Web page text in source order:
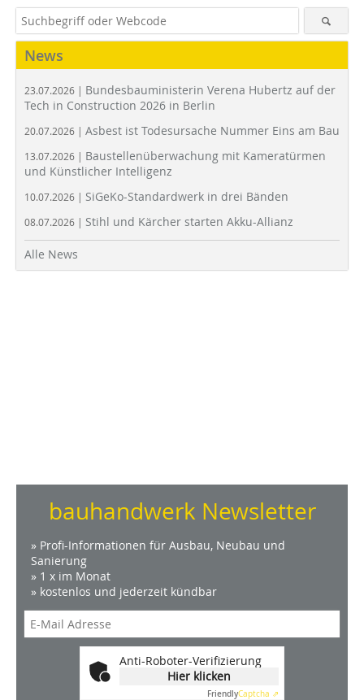
News
23.07.2026 | Bundesbauministerin Verena Hubertz auf der
Tech in Construction 2026 in Berlin
20.07.2026 | Asbest ist Todesursache Nummer Eins am Bau
13.07.2026 | Baustellenüberwachung mit Kameratürmen
und Künstlicher Intelligenz
10.07.2026 | SiGeKo-Standardwerk in drei Bänden
08.07.2026 | Stihl und Kärcher starten Akku-Allianz
Alle News
bauhandwerk Newsletter
» Profi-Informationen für Ausbau, Neubau und
Sanierung
» 1 x im Monat
» kostenlos und jederzeit kündbar
Anti-Roboter-Verifizierung
Hier klicken
FriendlyCaptcha ⇗